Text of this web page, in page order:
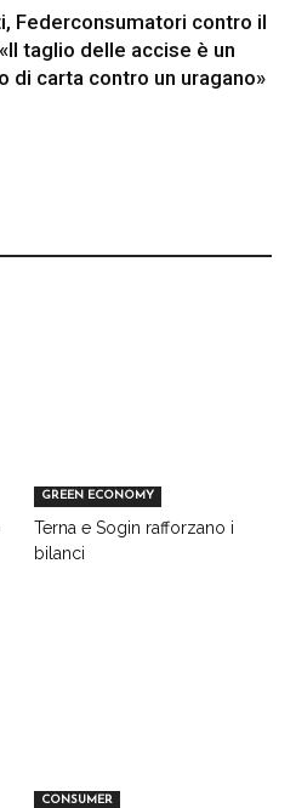
Federconsumatori contro il
taglio delle accise è un
di carta contro un uragano»
GREEN ECONOMY
Terna e Sogin rafforzano i
bilanci
CONSUMER